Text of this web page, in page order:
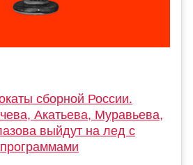
сборной России.
Акатьева, Муравьева,
выйдут на лед с